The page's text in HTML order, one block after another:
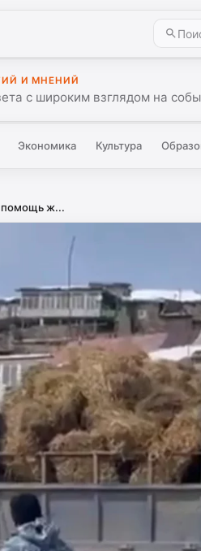
И МНЕНИЙ
с широким взглядом на
Экономика Культура
помощь ж...